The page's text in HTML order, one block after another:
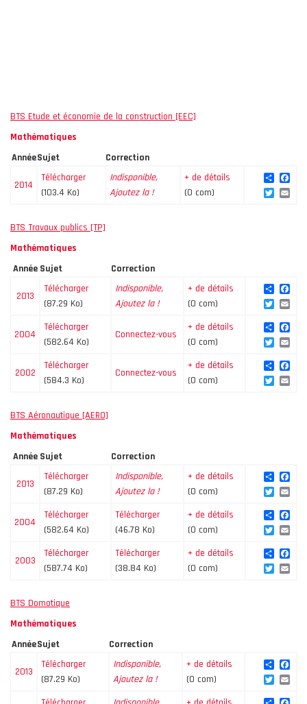
BTS Etude et économie de la construction [EEC]
Mathématiques
AnnéeSujet Correction
2014
Télécharger
(103.4 Ko)
Indisponible,
Ajoutez la !
+ de détails
(0 com)
Share
Twitter
BTS Travaux publics [TP]
Mathématiques
Année Sujet Correction
2013
Télécharger
(87.29 Ko)
Indisponible,
Ajoutez la !
+ de détails
(0 com)
Share
Twitter
2004
Télécharger
(582.64 Ko)
Connectez-vous
+ de détails
(0 com)
Share
Twitter
2002
Télécharger
(584.3 Ko)
Connectez-vous
+ de détails
(0 com)
Share
Twitter
BTS Aéronautique [AERO]
Mathématiques
Année Sujet Correction
2013
Télécharger
(87.29 Ko)
Indisponible,
Ajoutez la !
+ de détails
(0 com)
Share
Twitter
2004
Télécharger
(582.64 Ko)
Télécharger
(46.78 Ko)
+ de détails
(0 com)
Share
Twitter
2003
Télécharger
(587.74 Ko)
Télécharger
(38.84 Ko)
+ de détails
(0 com)
Share
Twitter
BTS Domotique
Mathématiques
AnnéeSujet Correction
2013
Télécharger
(87.29 Ko)
Indisponible,
Ajoutez la !
+ de détails
(0 com)
Share
Twitter